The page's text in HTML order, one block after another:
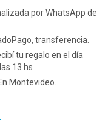
por WhatsApp de
transferencia.
tu regalo en el día
13 hs
Montevideo.